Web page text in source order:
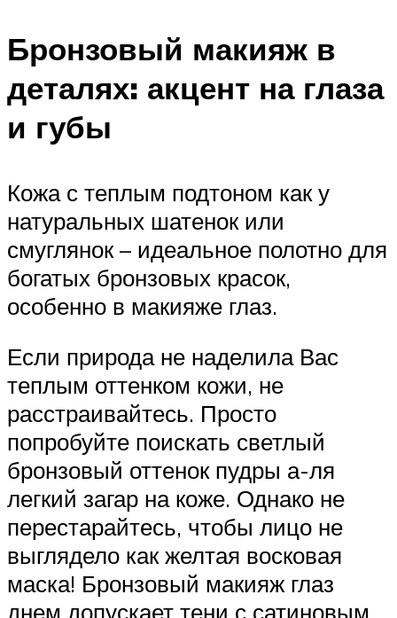
Бронзовый макияж в
деталях: акцент на глаза
и губы
Кожа с теплым подтоном как у
натуральных шатенок или
смуглянок – идеальное полотно для
богатых бронзовых красок,
особенно в макияже глаз.
Если природа не наделила Вас
теплым оттенком кожи, не
расстраивайтесь. Просто
попробуйте поискать светлый
бронзовый оттенок пудры а-ля
легкий загар на коже. Однако не
перестарайтесь, чтобы лицо не
выглядело как желтая восковая
маска! Бронзовый макияж глаз
днем допускает тени с сатиновым